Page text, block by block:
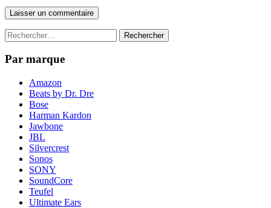
Rechercher :
Par marque
Amazon
Beats by Dr. Dre
Bose
Harman Kardon
Jawbone
JBL
Silvercrest
Sonos
SONY
SoundCore
Teufel
Ultimate Ears